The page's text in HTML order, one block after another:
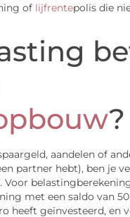
of lijfrentepolis die
?
aandelen of
partner hebt), ben je
Voor
met een saldo van
heeft geïnvesteerd, en